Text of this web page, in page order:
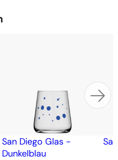
San Diego Glas -
Dunkelblau